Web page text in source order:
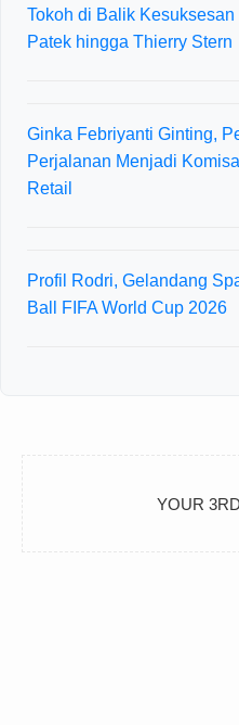
Tokoh di Balik
Patek hingga Thierry Stern
Ginka Febriyanti Ginting,
Perjalanan Menjadi
Retail
Profil Rodri, Gelandang
Ball FIFA World Cup 2026
YOUR